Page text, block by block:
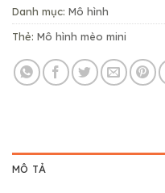
Danh mục: Mô hình
Thẻ: Mô hình mèo mini
MÔ TẢ